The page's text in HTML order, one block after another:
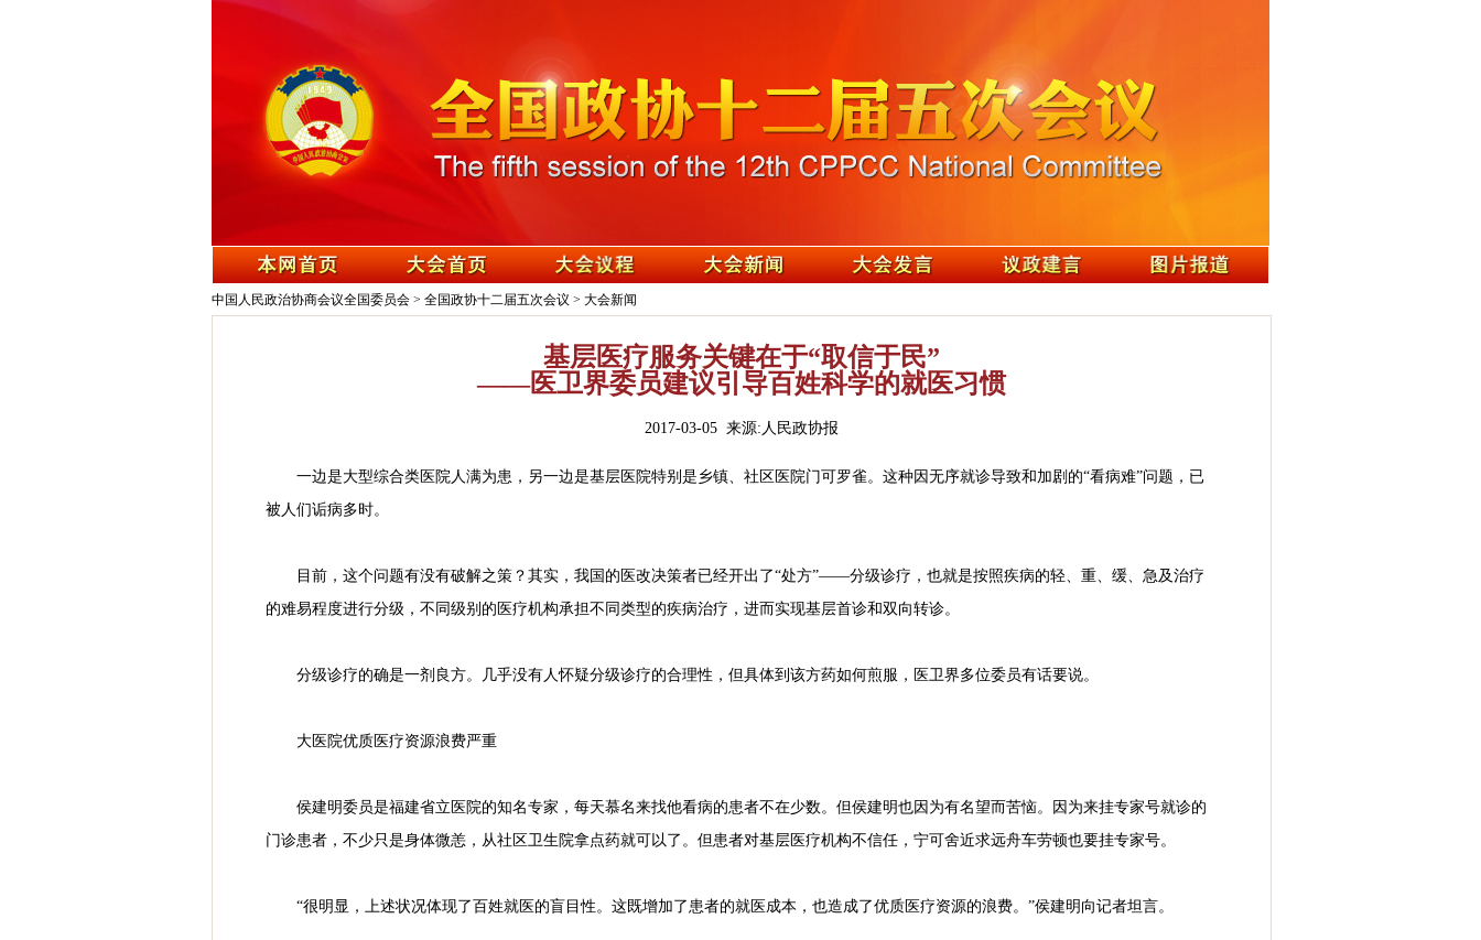
中国人民政治协商会议全国委员会 > 全国政协十二届五次会议 > 大会新闻
基层医疗服务关键在于“取信于民”
——医卫界委员建议引导百姓科学的就医习惯
2017-03-05 来源:人民政协报
一边是大型综合类医院人满为患，另一边是基层医院特别是乡镇、社区医院门可罗雀。这种因无序就诊导致和加剧的“看病难”问题，已
被人们诟病多时。
目前，这个问题有没有破解之策？其实，我国的医改决策者已经开出了“处方”——分级诊疗，也就是按照疾病的轻、重、缓、急及治疗
的难易程度进行分级，不同级别的医疗机构承担不同类型的疾病治疗，进而实现基层首诊和双向转诊。
分级诊疗的确是一剂良方。几乎没有人怀疑分级诊疗的合理性，但具体到该方药如何煎服，医卫界多位委员有话要说。
大医院优质医疗资源浪费严重
侯建明委员是福建省立医院的知名专家，每天慕名来找他看病的患者不在少数。但侯建明也因为有名望而苦恼。因为来挂专家号就诊的
门诊患者，不少只是身体微恙，从社区卫生院拿点药就可以了。但患者对基层医疗机构不信任，宁可舍近求远舟车劳顿也要挂专家号。
“很明显，上述状况体现了百姓就医的盲目性。这既增加了患者的就医成本，也造成了优质医疗资源的浪费。”侯建明向记者坦言。